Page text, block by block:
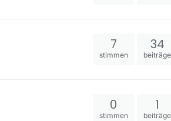
7
stimmen
34
beiträge
0
stimmen
1
beiträge